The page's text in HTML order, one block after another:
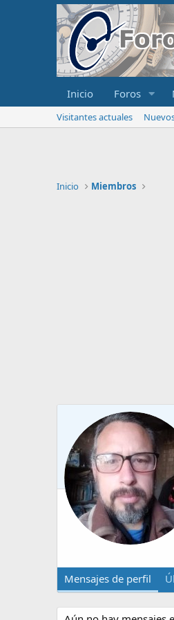
Inicio Foros
Visitantes actuales
Inicio Miembros
Mensajes de perfil